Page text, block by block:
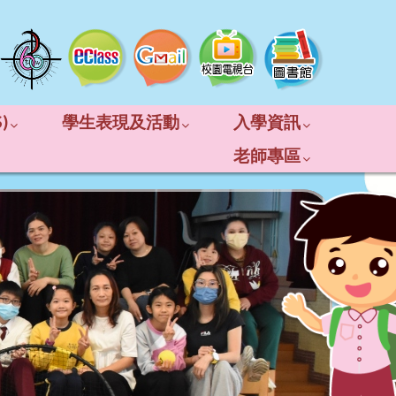
學生表現及活動
入學資訊
老師專區